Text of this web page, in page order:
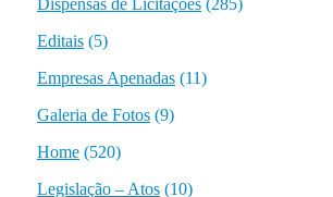
Dispensas de Licitações(285)
Editais(5)
Empresas Apenadas(11)
Galeria de Fotos(9)
Home(520)
Legislação – Atos(10)